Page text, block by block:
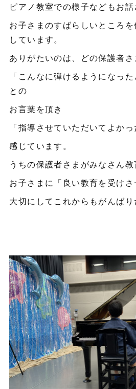
ピアノ教室での様子などもお話
お子さまのすばらしいところを
しています。
ありがたいのは、どの保護者さ
「こんなに弾けるようになっ
との
お言葉を頂き
「指導させていただいてよか
感じています。
うちの保護者さまがみなさん
お子さまに「良い教育を受け
大切にしてこれからもがんばり